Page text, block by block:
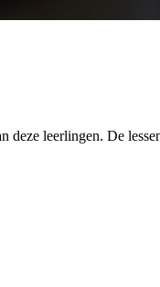
leerlingen. De